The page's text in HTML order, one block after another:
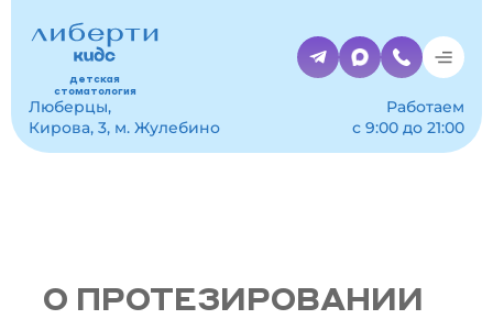
детская
стоматология
Люберцы,
Кирова, 3, м. Жулебино
Работаем
с 9:00 до 21:00
О ПРОТЕЗИРОВАНИИ